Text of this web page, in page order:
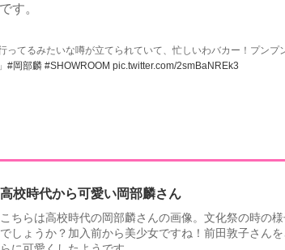
す。
てるみたいな噂が立てられていて、忙しいわバカー！プンプ
#岡部麟 #SHOWROOM pic.twitter.com/2smBaNREk3
高校時代から可愛い岡部麟さん
こちらは高校時代の岡部麟さんの画像。文化祭の時の
でしょうか？加入前から美少女ですね！前田敦子さんを